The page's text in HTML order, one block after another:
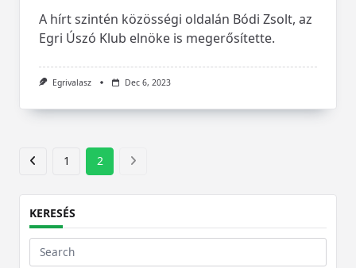
A hírt szintén közösségi oldalán Bódi Zsolt, az
Egri Úszó Klub elnöke is megerősítette.
Egrivalasz Dec 6, 2023
1 2
KERESÉS
Search